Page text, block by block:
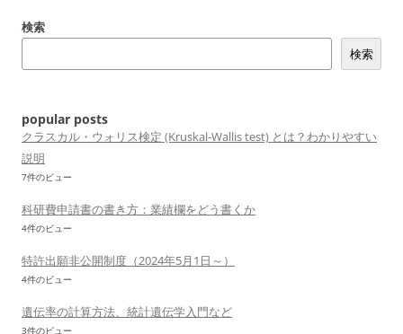
ー
検索
検索
popular posts
クラスカル・ウォリス検定 (Kruskal-Wallis test) とは？わかりやすい
説明
7件のビュー
科研費申請書の書き方：業績欄をどう書くか
4件のビュー
特許出願非公開制度（2024年5月1日～）
4件のビュー
遺伝率の計算方法、統計遺伝学入門など
3件のビュー